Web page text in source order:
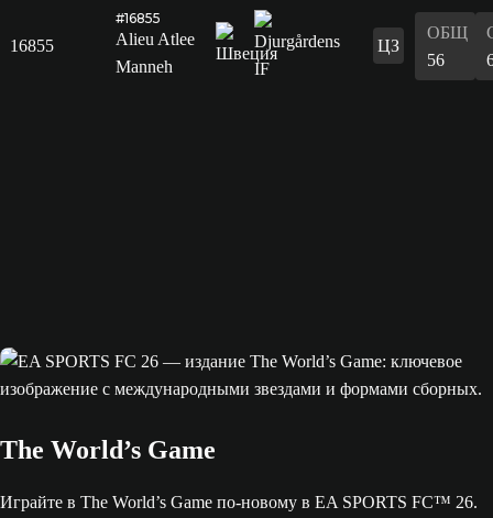
16855
#16855
Alieu Atlee
Manneh
ЦЗ
ОБЩ
56
The World’s Game
Играйте в The World’s Game по-новому в EA SPORTS FC™ 26.